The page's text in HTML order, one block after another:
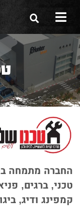
הסיפור שלנו
הכלים שלנו
תערוכות
משווקים
מגזין
צור קשר
החברה מתמחה
טכני, ברגים,
קמפינג ודיג,